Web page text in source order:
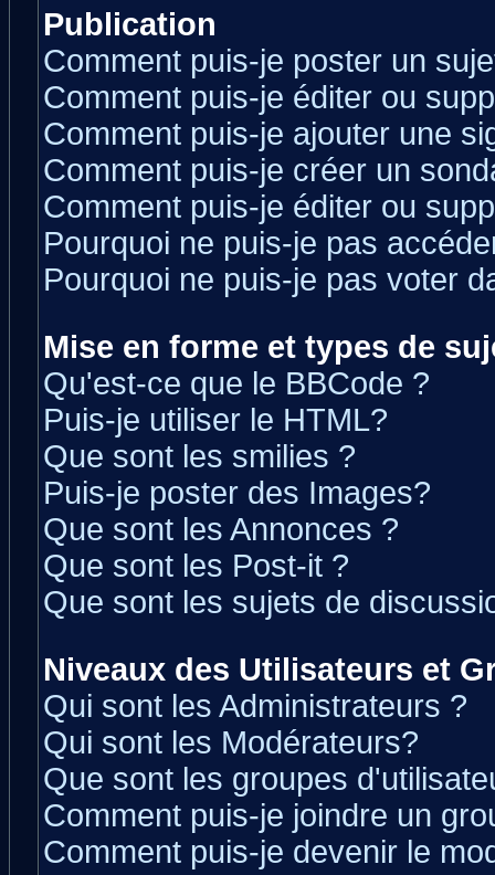
Publication
Comment puis-je poster un
Comment puis-je éditer ou
Comment puis-je ajouter une
Comment puis-je créer un
Comment puis-je éditer ou
Pourquoi ne puis-je pas
Pourquoi ne puis-je pas voter
Mise en forme et types de
Qu'est-ce que le BBCode ?
Puis-je utiliser le HTML?
Que sont les smilies ?
Puis-je poster des Images?
Que sont les Annonces ?
Que sont les Post-it ?
Que sont les sujets de
Niveaux des Utilisateurs et
Qui sont les Administrateurs ?
Qui sont les Modérateurs?
Que sont les groupes
Comment puis-je joindre un
Comment puis-je devenir le